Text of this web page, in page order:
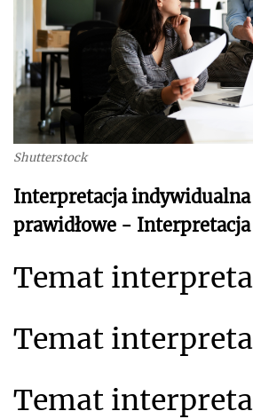
Shutterstock
Interpretacja
prawidłowe -
Temat
Temat
Temat